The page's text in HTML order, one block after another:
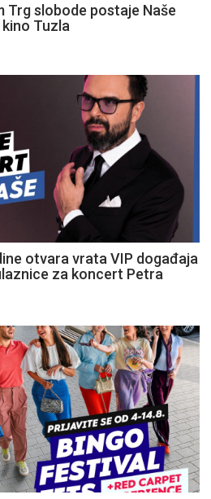
slobode postaje Naše
Tuzla
otvara vrata VIP događaja
za koncert Petra